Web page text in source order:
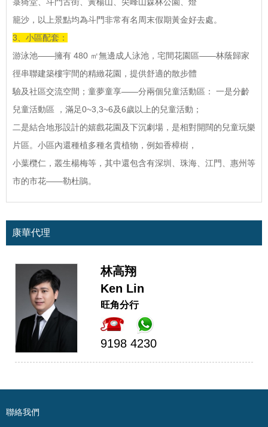
籠沙，以上景點均為斗門非常有名周末假期黃金好去處。
3、小區配套：
游泳池——擁有 480 ㎡無邊成人泳池，宅間花園區——林蔭歸家
徑串聯建築樓宇間的精緻花園，提供舒適的散步體
驗及社區交流空間；童夢童享——分兩個兒童活動區： 一是分齡
兒童活動區 ，滿足0~3,3~6及6歲以上的兒童活動；
二是結合地形設計的嬉戲花園及下沉劇場，是相對開闊的兒童玩樂
片區。小區內還種植多種名貴植物，例如香樟樹，
小葉欖仁，叢生楊梅等，其中還包含有深圳、珠海、江門、惠州等
市的市花——勒杜鵑。
康華代理
林高翔
Ken Lin
旺角分行
9198 4230
聯絡我們